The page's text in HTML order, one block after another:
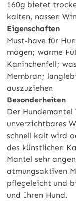
160g bietet
kalten, nassen
Eigenschaften
Must-have für
mögen; warme
Kaninchenfell;
Membran;
auszuziehen
Besonderheiten
Der
unverzichtbares
schnell kalt wird
des künstlichen
Mantel sehr
atmungsaktiven
pflegeleicht und
und Ihren Hund.